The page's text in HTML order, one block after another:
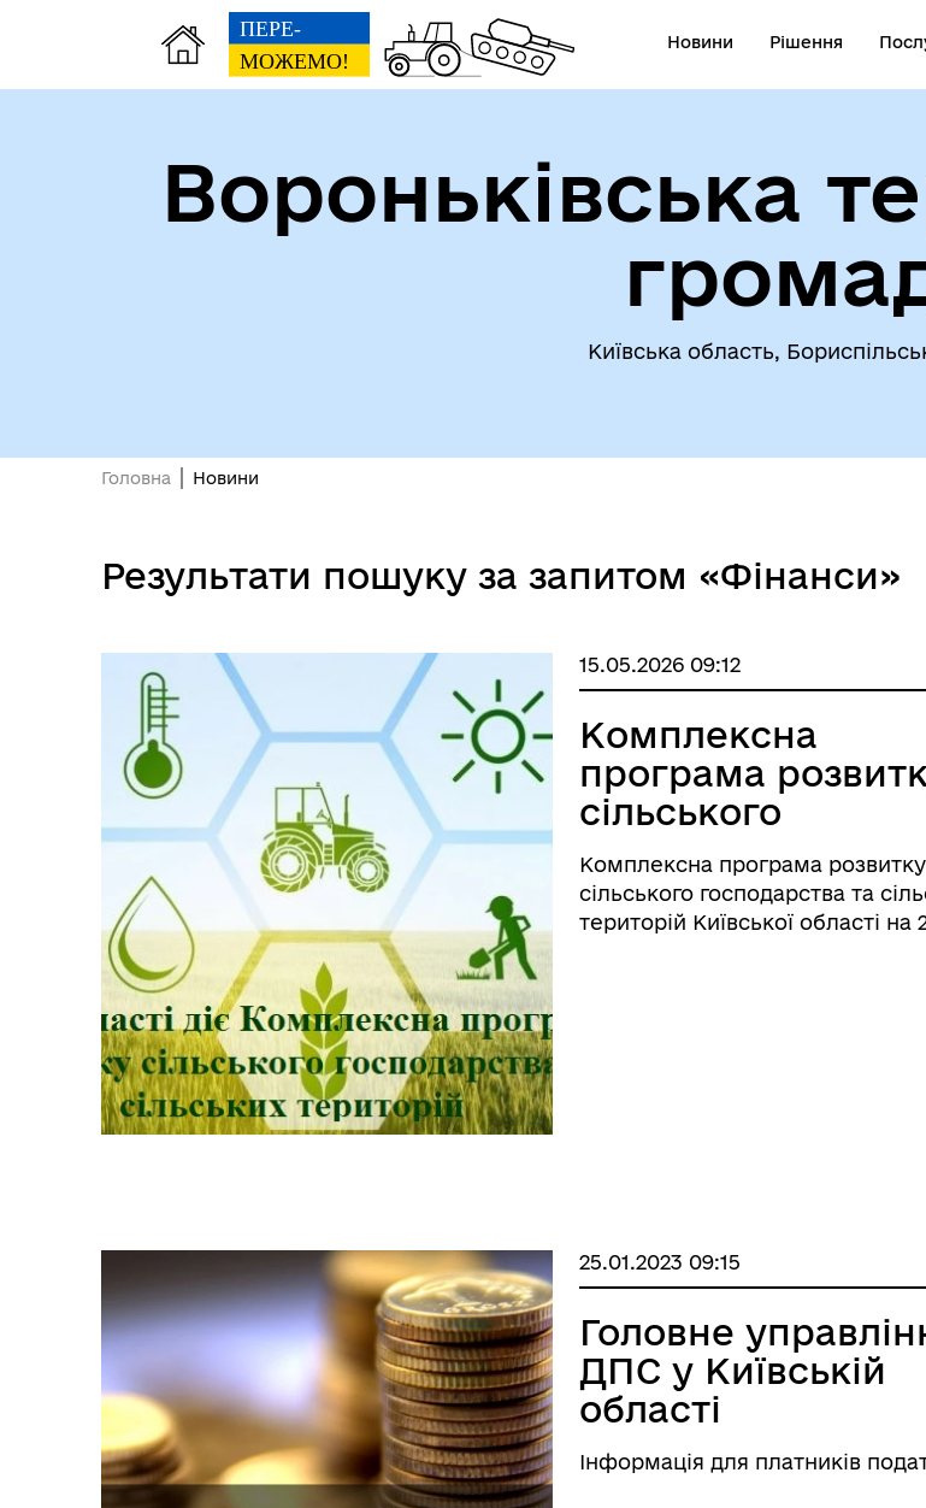
Новини Рішення
Вороньківська
Київська область,
Головна Новини
Результати пошуку за запитом «Фінанси»
15.05.2026 09:12
Комплексна
програма
сільського
господарства та
сільських
Київської
Комплексна програма розвитку
сільського господарства та
територій Київської області на
25.01.2023 09:15
Головне
ДПС у Київській
області
повідомляє!!!
Інформація для платників